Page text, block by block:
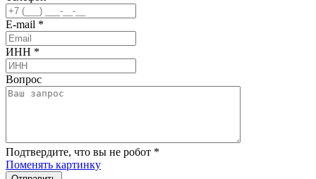
E-mail *
ИНН *
Вопрос
Подтвердите, что вы не робот *
Поменять картинку